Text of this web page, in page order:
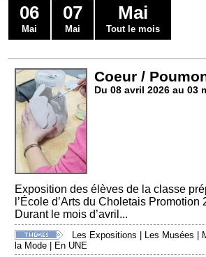
06
Mai
07
Mai
Mai
Tout le mois
Coeur /
Du 08 avril 2026 au 03
Exposition des élèves de la classe
l’École d’Arts du Choletais Promotion
Durant le mois d’avril...
Les Expositions | Les Musées |
la Mode | En UNE